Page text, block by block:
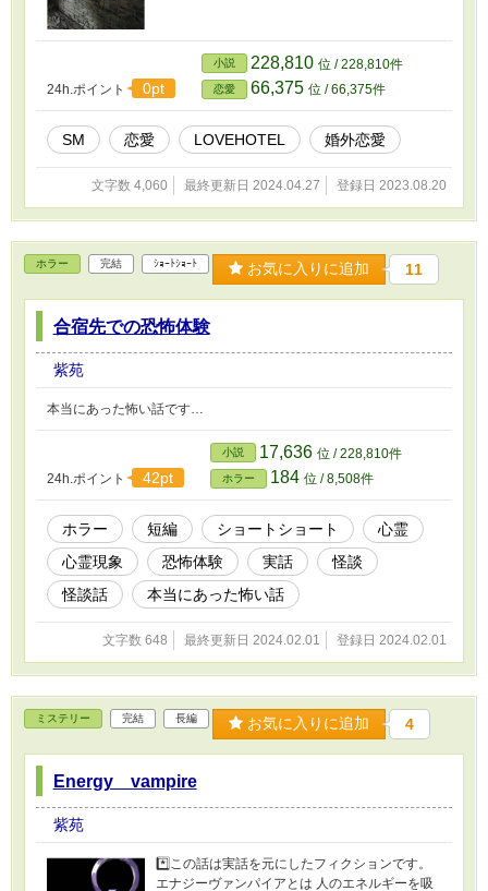
24h.ポイント 0pt
小説 228,810 位 / 228,810件
恋愛 66,375 位 / 66,375件
SM 恋愛 LOVEHOTEL 婚外恋愛
文字数 4,060 最終更新日 2024.04.27 登録日 2023.08.20
ホラー 完結 ｼｮｰﾄｼｮｰﾄ お気に入りに追加 11
合宿先での恐怖体験
紫苑
本当にあった怖い話です…
24h.ポイント 42pt
小説 17,636 位 / 228,810件
ホラー 184 位 / 8,508件
ホラー 短編 ショートショート
心霊
心霊現象
恐怖体験 実話
怪談
怪談話
本当にあった怖い話
文字数 648 最終更新日 2024.02.01 登録日 2024.02.01
ミステリー 完結 長編 お気に入りに追加 4
Energy vampire
紫苑
*️⃣この話は実話を元にしたフィクションです。
エナジーヴァンパイアとは 人のエネルギーを吸